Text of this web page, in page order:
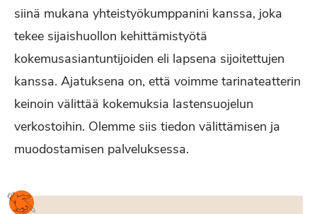
siinä mukana yhteistyökumppanini kanssa, joka
tekee sijaishuollon kehittämistyötä
kokemusasiantuntijoiden eli lapsena sijoitettujen
kanssa. Ajatuksena on, että voimme tarinateatterin
keinoin välittää kokemuksia lastensuojelun
verkostoihin. Olemme siis tiedon välittämisen ja
muodostamisen palveluksessa.